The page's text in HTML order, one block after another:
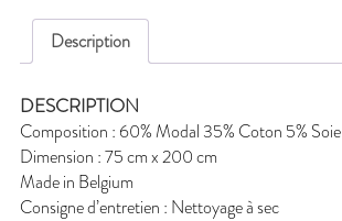
emblematic50
Description
DESCRIPTION
Composition : 60% Modal 35% Coton 5% Soie
Dimension : 75 cm x 200 cm
Made in Belgium
Consigne d’entretien : Nettoyage à sec